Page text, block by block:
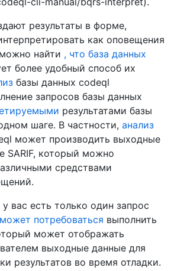
результаты в форме,
как оповещения
найти , что база данных
более удобный способ их
базы данных codeql
запросов базы данных
результатами базы
шаге. В частности, анализ
может производить выходные
SARIF, который можно
средствами
вас есть только один запрос
потребоваться выполнить
может отображать
выходные данные для
результатов во время отладки.